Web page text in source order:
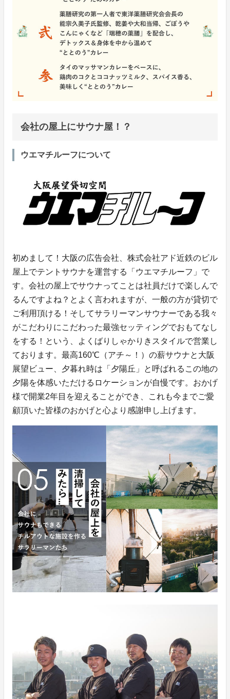
会社の屋上にサウナ屋！？
ウエマチルーフについて
初めまして！大阪の広告会社、株式会社アド近鉄のビル
屋上でテントサウナを運営する「ウエマチルーフ」で
す。会社の屋上でサウナってことは社員だけで楽しんで
るんですよね？とよく言われますが、一般の方が貸切で
ご利用頂ける！そしてサラリーマンサウナーである我々
がこだわりにこだわった最強セッティングでおもてなし
をする！という、よくばりしゃかりきスタイルで営業し
ております。最高160℃（アチ～！）の薪サウナと大阪
展望ビュー、夕暮れ時は「夕陽丘」と呼ばれるこの地の
夕陽を体感いただけるロケーションが自慢です。おかげ
様で開業2年目を迎えることができ、これも今までご愛
顧頂いた皆様のおかげと心より感謝申し上げます。